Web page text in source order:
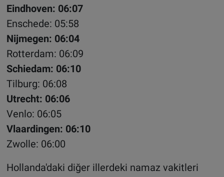
Eindhoven: 06:07
Enschede: 05:58
Nijmegen: 06:04
Rotterdam: 06:09
Schiedam: 06:10
Tilburg: 06:08
Utrecht: 06:06
Venlo: 06:05
Vlaardingen: 06:10
Zwolle: 06:00
Hollanda'daki diğer illerdeki namaz vakitleri